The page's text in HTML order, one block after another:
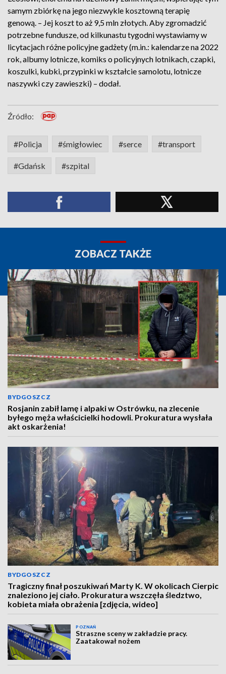
samym zbiórkę na jego niezwykle kosztowną terapię
genową. – Jej koszt to aż 9,5 mln złotych. Aby zgromadzić
potrzebne fundusze, od kilkunastu tygodni wystawiamy w
licytacjach różne policyjne gadżety (m.in.: kalendarze na 2022
rok, albumy lotnicze, komiks o policyjnych lotnikach, czapki,
koszulki, kubki, przypinki w kształcie samolotu, lotnicze
naszywki czy zawieszki) – dodał.
Źródło:
#Policja #śmigłowiec #serce #transport
#Gdańsk #szpital
ZOBACZ TAKŻE
BYDGOSZCZ
Rosjanin zabił lamę i alpaki w Ostrówku, na zlecenie
byłego męża właścicielki hodowli. Prokuratura wysłała
akt oskarżenia!
BYDGOSZCZ
Tragiczny finał poszukiwań Marty K. W okolicach Cierpic
znaleziono jej ciało. Prokuratura wszczęła śledztwo,
kobieta miała obrażenia [zdjęcia, wideo]
POZNAŃ
Straszne sceny w zakładzie pracy.
Zaatakował nożem